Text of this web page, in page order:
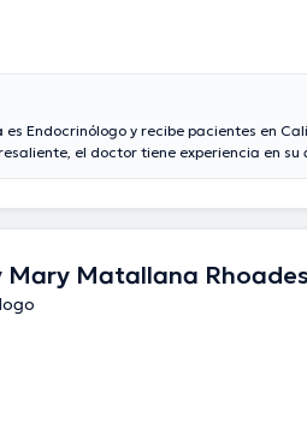
es Endocrinólogo y recibe pacientes en
el doctor tiene experiencia en su
Español es el idioma principal
Mary Matallana Rhoades